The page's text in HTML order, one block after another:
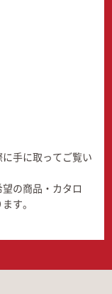
手に取ってご覧い
の商品・カタロ
す。